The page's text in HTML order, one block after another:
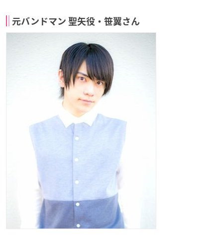
元バンドマン 聖矢役・笹翼さん